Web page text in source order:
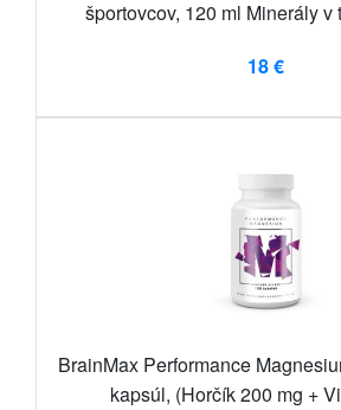
športovcov, 120 ml Minerály v
18 €
BrainMax Performance
kapsúl, (Horčík 200 mg +